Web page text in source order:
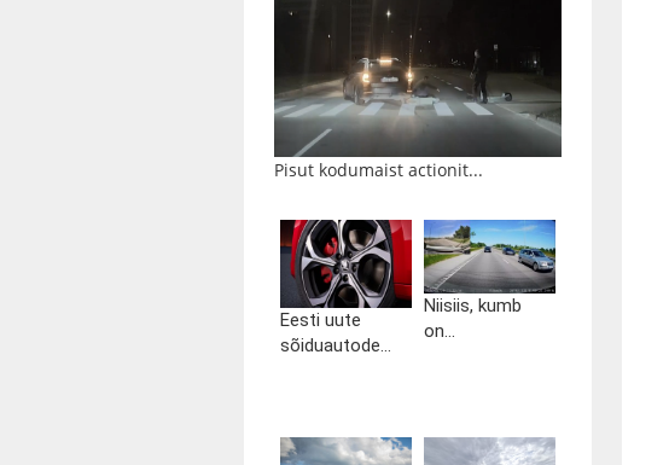
Pisut kodumaist actionit...
Eesti uute
sõiduautode...
Niisiis, kumb
on...